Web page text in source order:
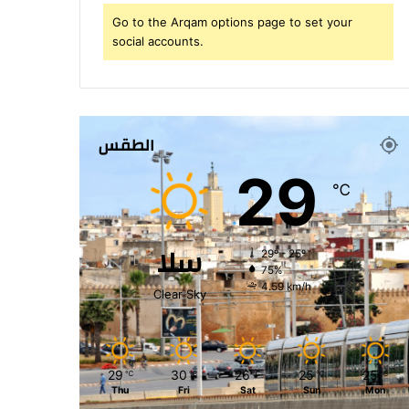
Go to the Arqam options page to set your
social accounts.
الطقس
سلا
Clear Sky
29℃
29º - 25º
75%
4.59 km/h
29 ℃
Thu
30 ℃
Fri
26 ℃
Sat
25 ℃
Sun
25 ℃
Mon